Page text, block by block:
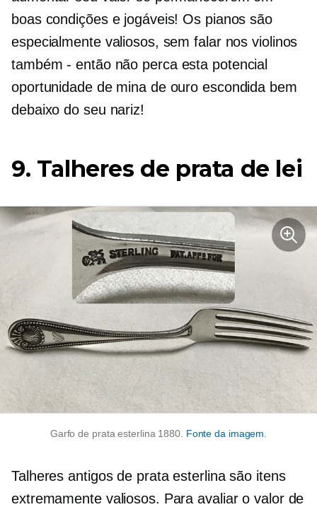
boas condições e jogáveis! Os pianos são
especialmente valiosos, sem falar nos violinos
também - entãonão perca esta potencial
oportunidade de mina de ouro escondida bem
debaixo do seu nariz!
9. Talheres de prata de lei
Garfo de prata esterlina 1880. Fonte da imagem
Talheres antigos de prata esterlina são itens
extremamente valiosos. Para avaliar o valor de